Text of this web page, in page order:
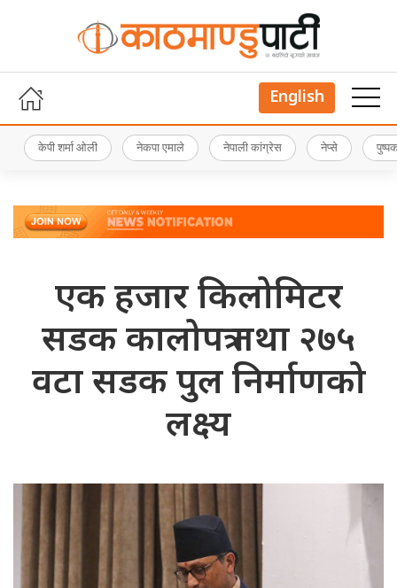
English
केपी शर्मा ओली नेकपा एमाले नेपाली कांग्रेस नेप्से
एक हजार किलोमिटर
सडक कालोपत्र तथा २७५
वटा सडक पुल निर्माणको
लक्ष्य